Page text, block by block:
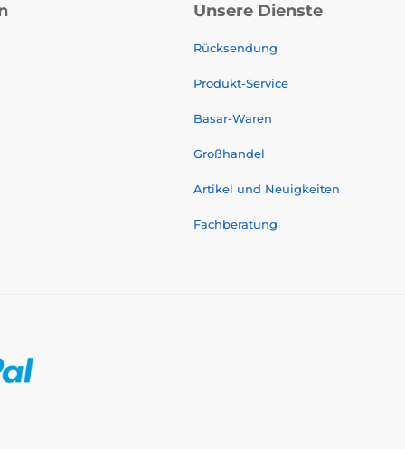
Unsere Dienste
Rücksendung
Produkt-Service
Basar-Waren
Großhandel
Artikel und Neuigkeiten
Fachberatung